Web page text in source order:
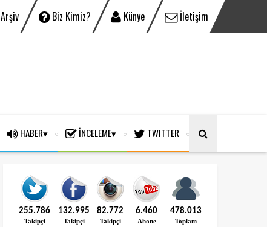
Arşiv Biz Kimiz? Künye İletişim
HABER İNCELEME TWITTER
255.786
Takipçi
132.995
Takipçi
82.772
Takipçi
6.460
Abone
478.013
Toplam